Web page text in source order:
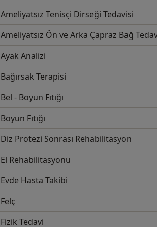
Ameliyatsız Tenisçi Dirseği Tedavisi
Ameliyatsız Ön ve Arka Çapraz Bağ
Ayak Analizi
Bağırsak Terapisi
Bel - Boyun Fıtığı
Boyun Fıtığı
Diz Protezi Sonrası Rehabilitasyon
El Rehabilitasyonu
Evde Hasta Takibi
Felç
Fizik Tedavi